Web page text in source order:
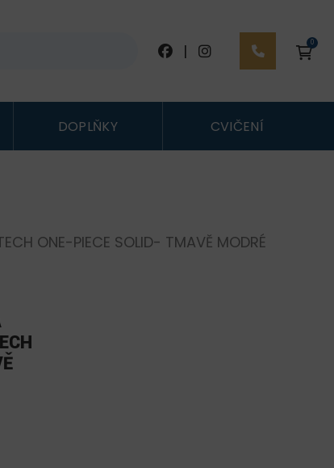
| 0
DOPLŇKY CVIČENÍ
ONE-PIECE SOLID- TMAVĚ MODRÉ